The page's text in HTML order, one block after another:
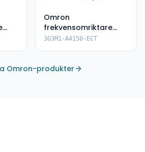
Omron
frekvensomriktare
3G3M1-A4150-ECT
3G3M1-A4150-ECT
Omron-produkter